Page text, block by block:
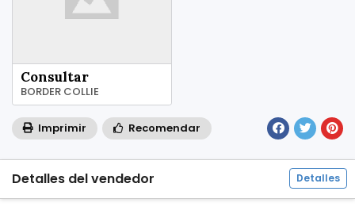
Consultar
BORDER COLLIE
Imprimir Recomendar
Detalles del vendedor Detalles